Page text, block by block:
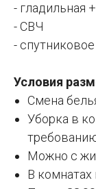
- гладильная
- СВЧ
-
Условия
Смена
Уборка в
Можно с
В комнатах